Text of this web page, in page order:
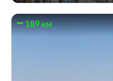
189 км